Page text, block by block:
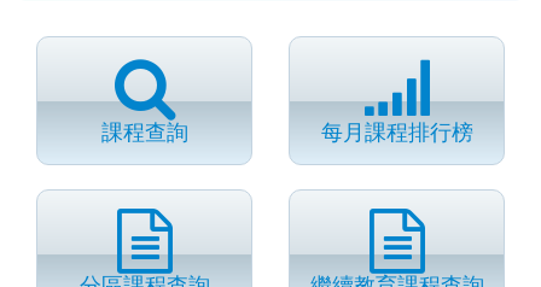
課程查詢 每月課程排行榜